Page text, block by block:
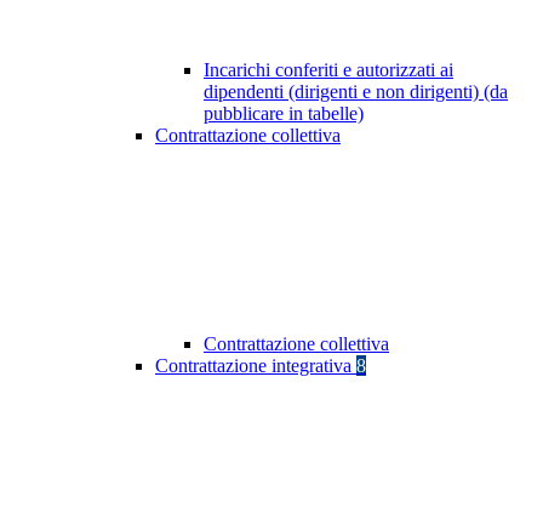
Incarichi conferiti e autorizzati ai
dipendenti (dirigenti e non dirigenti) (da
pubblicare in tabelle)
Contrattazione collettiva
Contrattazione collettiva
Contrattazione integrativa 8